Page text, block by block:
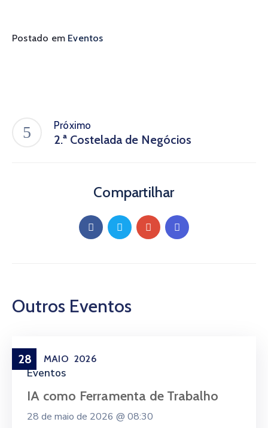
Postado em Eventos
Próximo
2.ª Costelada de Negócios
Compartilhar
Outros Eventos
28 MAIO 2026
Eventos
IA como Ferramenta de Trabalho
28 de maio de 2026 @ 08:30